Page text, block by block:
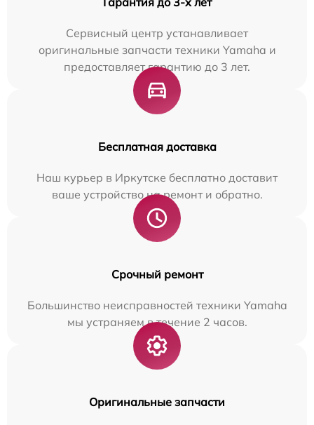
Сервисный центр устанавливает
оригинальные запчасти техники Yamaha и
предоставляет гарантию до 3 лет.
Бесплатная доставка
Наш курьер в Иркутске бесплатно доставит
ваше устройство на ремонт и обратно.
Срочный ремонт
Большинство неисправностей техники Yamaha
мы устраняем в течение 2 часов.
Оригинальные запчасти